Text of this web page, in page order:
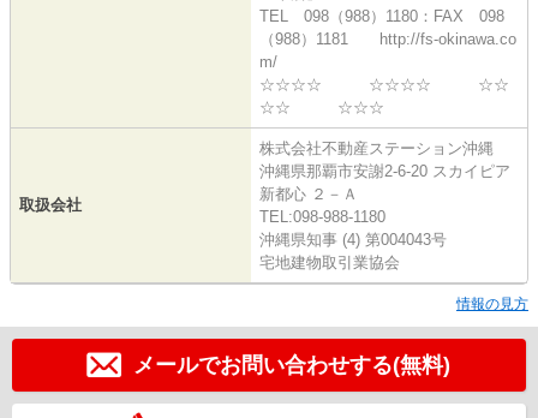
TEL 098（988）1180：FAX 098
（988）1181 http://fs-okinawa.co
m/
☆☆☆☆ ☆☆☆☆ ☆☆
☆☆ ☆☆☆
取扱会社
株式会社不動産ステーション沖縄
沖縄県那覇市安謝2-6-20 スカイピア
新都心 ２－Ａ
TEL:098-988-1180
沖縄県知事 (4) 第004043号
宅地建物取引業協会
情報の見方
メールでお問い合わせする(無料)